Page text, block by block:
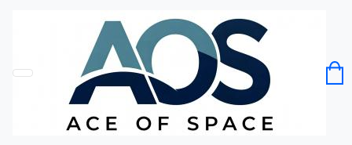
Без категорії
Футболка СБС ЗСУ Служба Безпілотних
Сил (БПЛА, безпілотник, дрон,тризуб)
Код товару: Ace5148